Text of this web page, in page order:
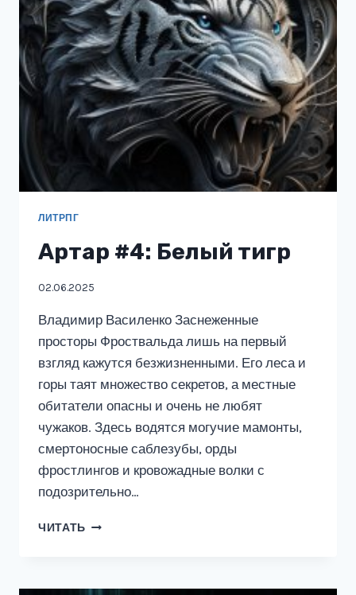
ЛИТРПГ
Артар #4: Белый тигр
02.06.2025
Владимир Василенко Заснеженные
просторы Фроствальда лишь на первый
взгляд кажутся безжизненными. Его леса и
горы таят множество секретов, а местные
обитатели опасны и очень не любят
чужаков. Здесь водятся могучие мамонты,
смертоносные саблезубы, орды
фростлингов и кровожадные волки с
подозрительно…
ЧИТАТЬ АРТАР